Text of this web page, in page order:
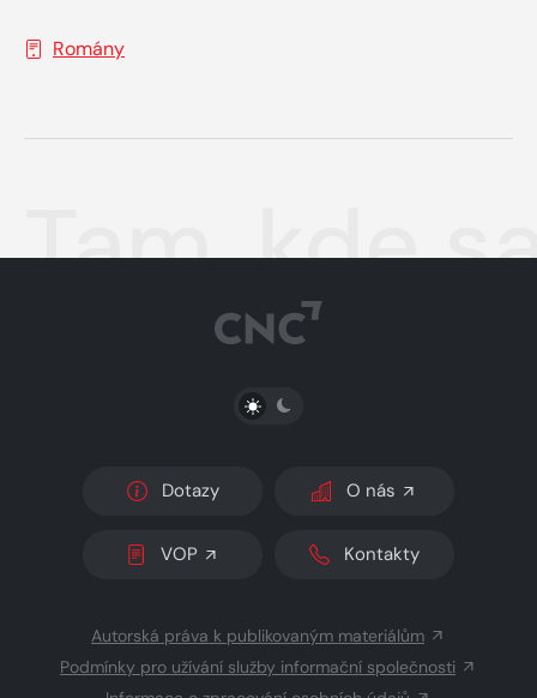
Romány
Tam, kde
PŘEPNOUT SVĚTLÝ/TMAVÝ REŽIM
Dotazy O nás
VOP Kontakty
Autorská práva k publikovaným materiálům
Podmínky pro užívání služby informační společnosti